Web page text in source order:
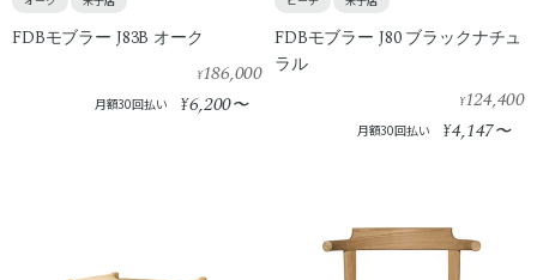
FDBモブラー J83B オーク
¥186,000
月額30回払い ¥6,200〜
FDBモブラー J80 ブラックナチュ
ラル
¥124,400
月額30回払い ¥4,147〜